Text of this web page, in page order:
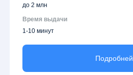
до 2 млн
Время выдачи
1-10 минут
Подробней